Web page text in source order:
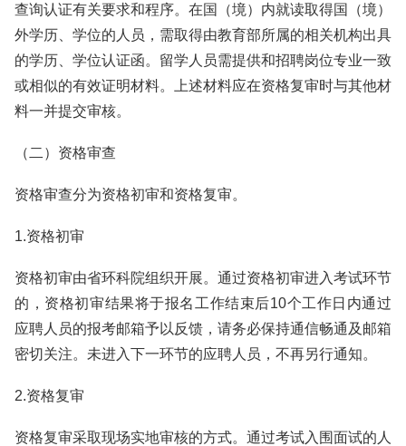
查询认证有关要求和程序。在国（境）内就读取得国（境）
外学历、学位的人员，需取得由教育部所属的相关机构出具
的学历、学位认证函。留学人员需提供和招聘岗位专业一致
或相似的有效证明材料。上述材料应在资格复审时与其他材
料一并提交审核。
（二）资格审查
资格审查分为资格初审和资格复审。
1.资格初审
资格初审由省环科院组织开展。通过资格初审进入考试环节
的，资格初审结果将于报名工作结束后10个工作日内通过
应聘人员的报考邮箱予以反馈，请务必保持通信畅通及邮箱
密切关注。未进入下一环节的应聘人员，不再另行通知。
2.资格复审
资格复审采取现场实地审核的方式。通过考试入围面试的人